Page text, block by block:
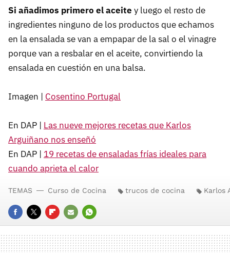
Si añadimos primero el aceite y luego el resto de
ingredientes ninguno de los productos que echamos
en la ensalada se van a empapar de la sal o el vinagre
porque van a resbalar en el aceite, convirtiendo la
ensalada en cuestión en una balsa.
Imagen | Cosentino Portugal
En DAP | Las nueve mejores recetas que Karlos
Arguiñano nos enseñó
En DAP | 19 recetas de ensaladas frías ideales para
cuando aprieta el calor
FACEBOOK
TWITTERFLIPBOARD
E-
MAIL
WHATSAPP
TEMAS Curso de Cocina trucos de cocina Karlos